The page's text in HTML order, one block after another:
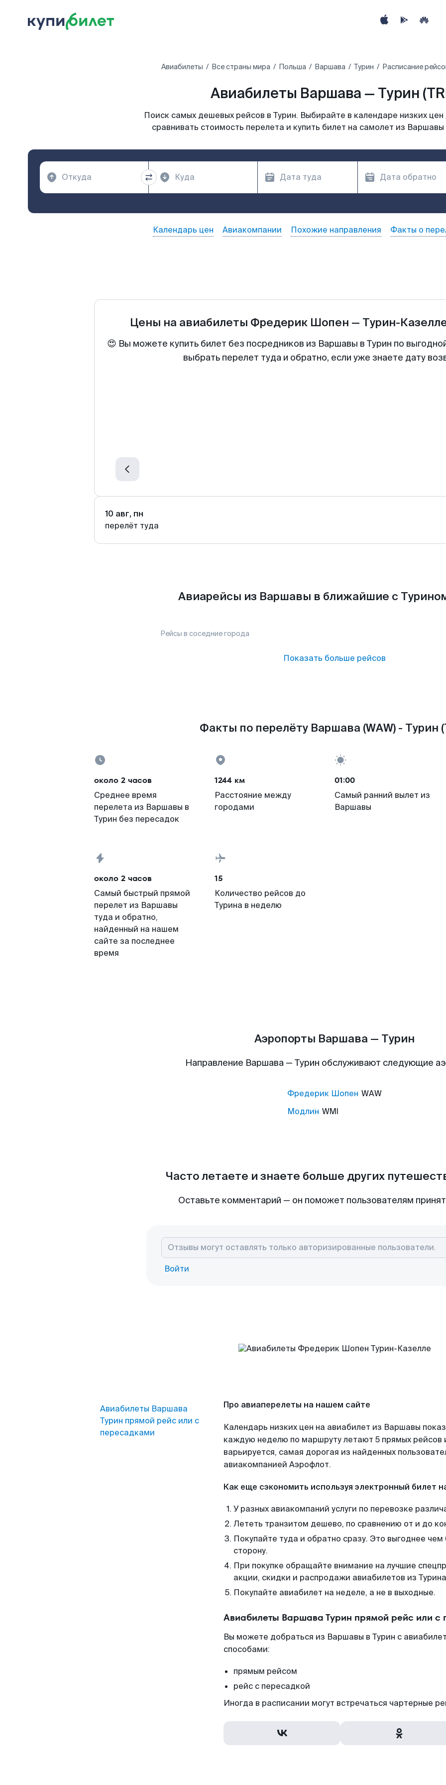
Авиабилеты Все страны мира Польша Варшава Турин Расписание
Авиабилеты Варшава — Турин
Поиск самых дешевых рейсов в Турин. Выбирайте в календаре низких
сравнивать стоимость перелета и купить билет на самолет из Варшавы
Календарь цен Авиакомпании Похожие направления Факты о
Цены на авиабилеты Фредерик Шопен — Турин-
😍 Вы можете купить билет без посредников из Варшавы в Турин по
выбрать перелет туда и обратно, если уже знаете дату
10 авг, пн
перелёт туда
Авиарейсы из Варшавы в ближайшие с
Рейсы в соседние города
Показать больше рейсов
Факты по перелёту Варшава (WAW) - Турин
около 2 часов
Среднее время
перелета из Варшавы в
Турин без пересадок
1244 км
Расстояние между
городами
01:00
Самый ранний вылет из
Варшавы
около 2 часов
Самый быстрый прямой
перелет из Варшавы
туда и обратно,
найденный на нашем
сайте за последнее
время
15
Количество рейсов до
Турина в неделю
Аэропорты Варшава — Турин
Направление Варшава — Турин обслуживают следующие
Фредерик Шопен WAW
Модлин WMI
Часто летаете и знаете больше других
Оставьте комментарий — он поможет пользователям
Войти
Авиабилеты Варшава
Турин прямой рейс или с
пересадками
Про авиаперелеты на нашем сайте
Календарь низких цен на авиабилет из Варшавы
каждую неделю по маршруту летают 5 прямых рейсов
варьируется, самая дорогая из найденных
авиакомпанией Аэрофлот.
Как еще сэкономить используя электронный билет
У разных авиакомпаний услуги по перевозке
Лететь транзитом дешево, по сравнению от и до
Покупайте туда и обратно сразу. Это выгоднее
сторону.
При покупке обращайте внимание на лучшие
акции, скидки и распродажи авиабилетов из
Покупайте авиабилет на неделе, а не в выходные.
Авиабилеты Варшава Турин прямой рейс или с
Вы можете добраться из Варшавы в Турин с
способами:
прямым рейсом
рейс с пересадкой
Иногда в расписании могут встречаться чартерные